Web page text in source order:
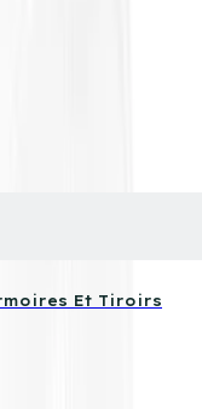
Et Tiroirs